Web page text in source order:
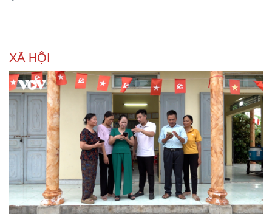
Sức khỏe
Cây thuốc
Sản phụ khoa
Nhi khoa
Nam khoa
Làm đẹp - giảm cân
Phòng mạch online
Ăn sạch sống khỏe
Blog
Tình yêu - Gia đình
XÃ HỘI